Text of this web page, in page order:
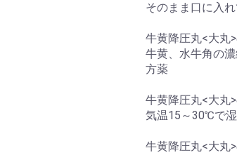
そのまま口に入
牛黄降圧丸<大丸
牛黄、水牛角の
方薬
牛黄降圧丸<大丸
気温15～30℃で湿
牛黄降圧丸<大丸